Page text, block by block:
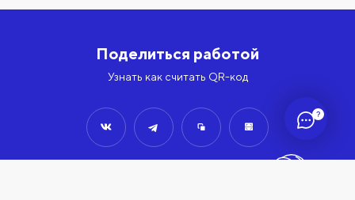
?
Поделиться работой
Узнать как считать QR-код